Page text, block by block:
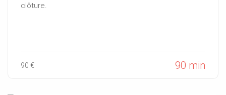
clôture.
90 € 90 min